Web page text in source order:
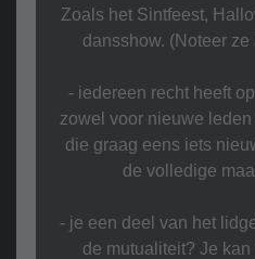
Zoals het Sintfeest,
dansshow. (Noteer
- iedereen recht heeft
zowel voor nieuwe
die graag eens iets
de volledige
- je een deel van het
de mutualiteit? Je